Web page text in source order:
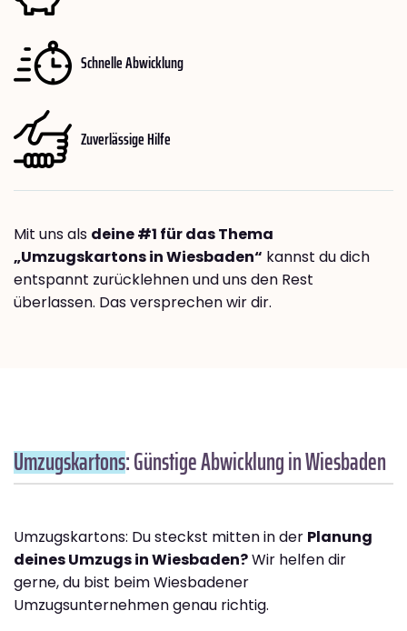
Schnelle Abwicklung
Zuverlässige Hilfe
Mit uns als deine #1 für das Thema
„Umzugskartons in Wiesbaden“ kannst du dich
entspannt zurücklehnen und uns den Rest
überlassen. Das versprechen wir dir.
Umzugskartons: Günstige Abwicklung in Wiesbaden
Umzugskartons: Du steckst mitten in der Planung
deines Umzugs in Wiesbaden?Wir helfen dir
gerne, du bist beim Wiesbadener
Umzugsunternehmen genau richtig.